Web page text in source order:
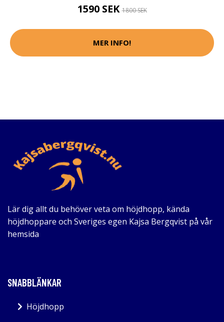
1590 SEK1800 SEK
MER INFO!
Lär dig allt du behöver veta om höjdhopp, kända
höjdhoppare och Sveriges egen Kajsa Bergqvist på vår
hemsida
SNABBLÄNKAR
Höjdhopp